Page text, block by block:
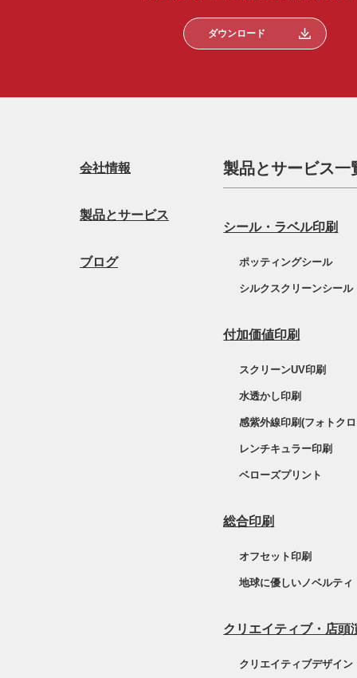
ダウンロード
会社情報
製品とサービス
ブログ
製品とサービス一
シール・ラベル印刷
ポッティングシール
シルクスクリーンシール
付加価値印刷
スクリーンUV印刷
水透かし印刷
感紫外線印刷(フォトク
レンチキュラー印刷
ベローズプリント
総合印刷
オフセット印刷
地球に優しいノベルティ
クリエイティブ・店頭
クリエイティブデザイン